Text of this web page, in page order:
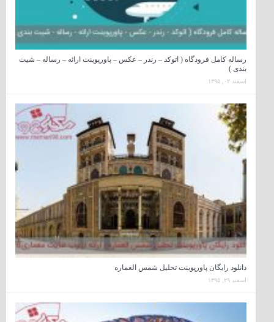
رساله کامل فرودگاه ( اتوکد – رندر – عکس – پاورپوینت ارائه – رساله – شیت
بندی )
اسفند ۰۲, ۱۳۹۵
دانلود رایگان پاورپوینت تحلیل شمس العماره
اسفند ۲۹, ۱۳۹۵